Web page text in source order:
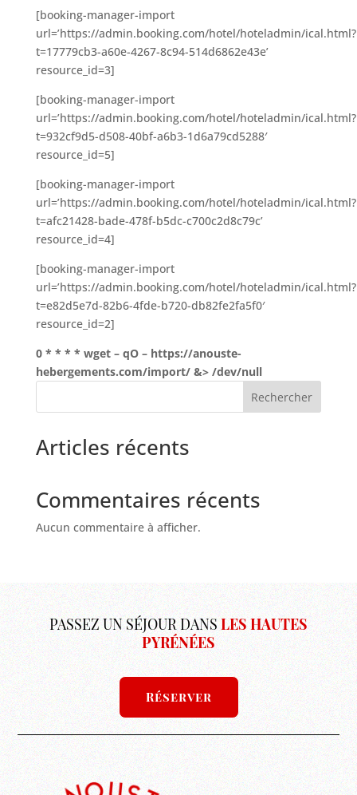
[booking-manager-import
url=’https://admin.booking.com/hotel/hoteladmin/ical.html?
t=17779cb3-a60e-4267-8c94-514d6862e43e’
resource_id=3]
[booking-manager-import
url=’https://admin.booking.com/hotel/hoteladmin/ical.html?
t=932cf9d5-d508-40bf-a6b3-1d6a79cd5288′
resource_id=5]
[booking-manager-import
url=’https://admin.booking.com/hotel/hoteladmin/ical.html?
t=afc21428-bade-478f-b5dc-c700c2d8c79c’
resource_id=4]
[booking-manager-import
url=’https://admin.booking.com/hotel/hoteladmin/ical.html?
t=e82d5e7d-82b6-4fde-b720-db82fe2fa5f0′
resource_id=2]
0 * * * * wget – qO – https://anouste-
hebergements.com/import/ &> /dev/null
Rechercher
Articles récents
Commentaires récents
Aucun commentaire à afficher.
PASSEZ UN SÉJOUR DANSLES HAUTES
PYRÉNÉES
Réserver